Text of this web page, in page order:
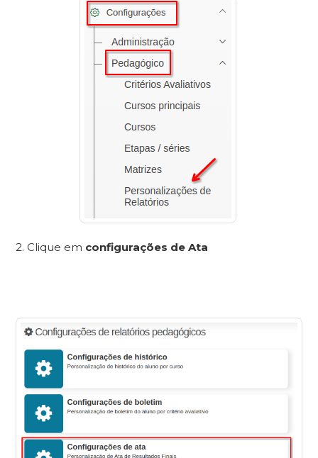
2. Clique em configurações de Ata